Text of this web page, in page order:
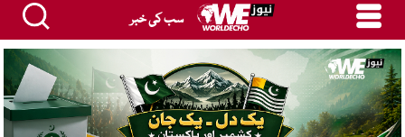
سب کی خبر